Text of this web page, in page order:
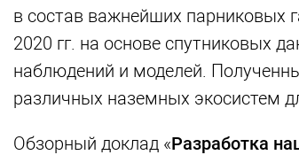
в состав важнейших парниковых
2020 гг. на основе спутниковых
наблюдений и моделей.
различных наземных экосистем
Обзорный доклад «Разработка